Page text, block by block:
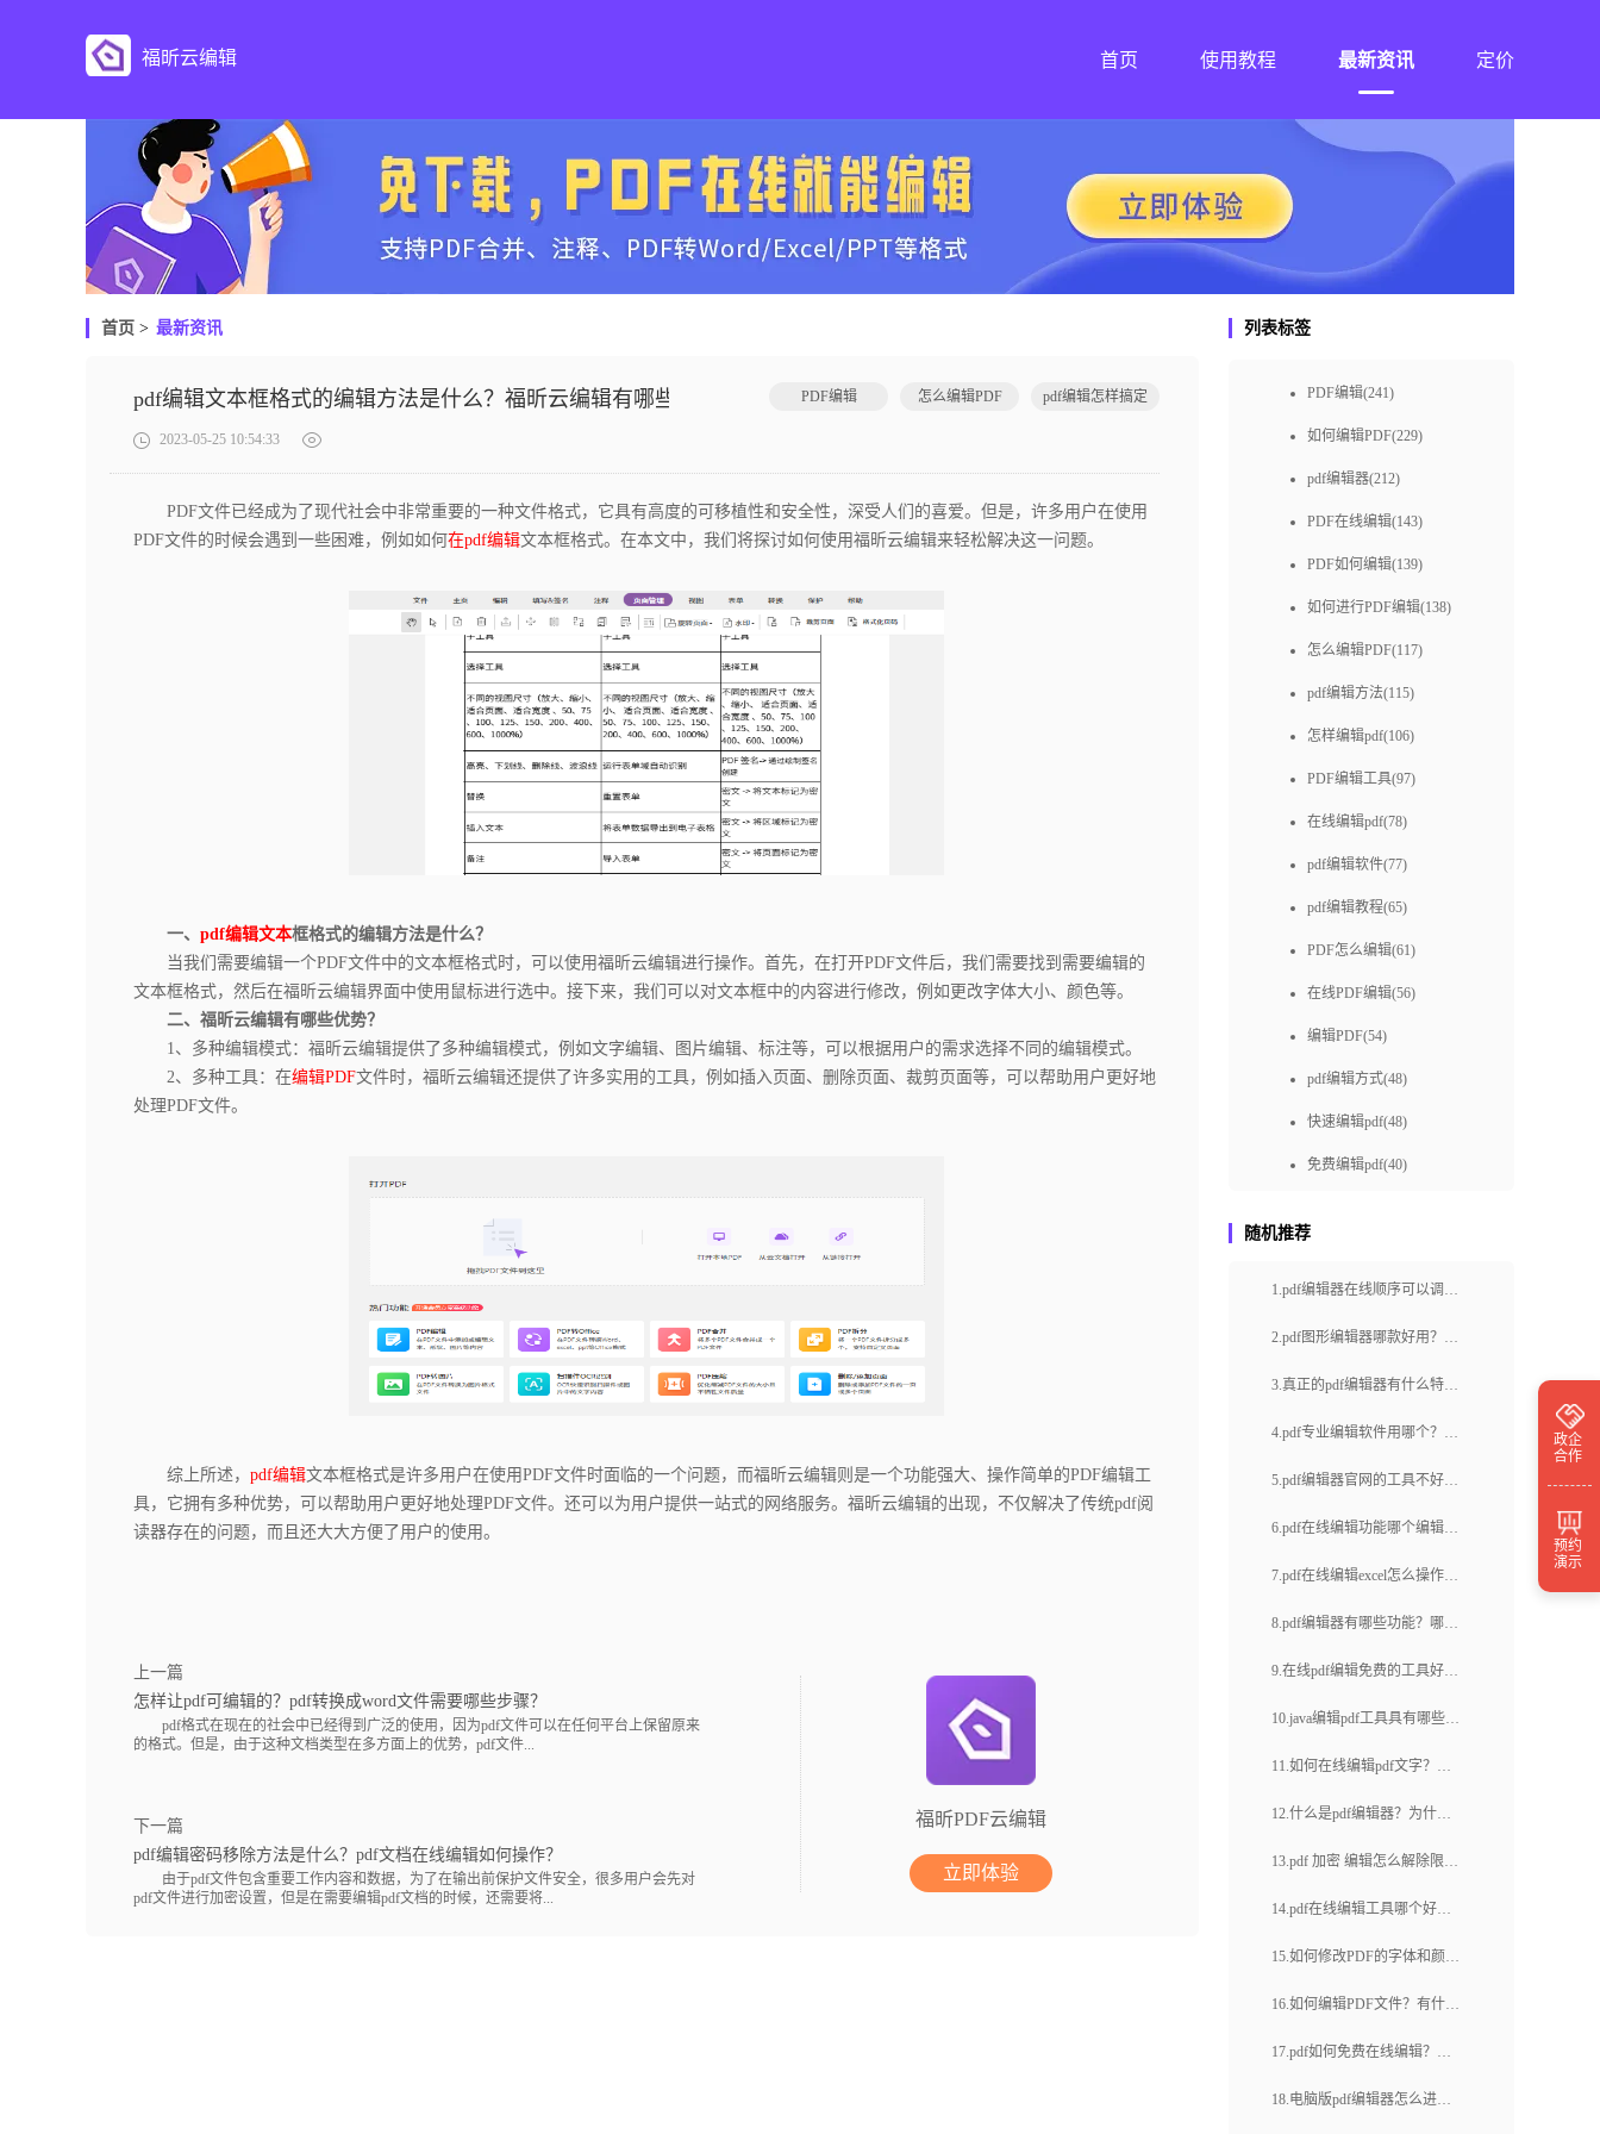
福昕云编辑 首页 使用教程 最新资讯 定价
首页 > 最新资讯
pdf编辑文本框格式的编辑方法是什么？福昕云编辑有哪些优势？ PDF编辑 怎么编辑PDF pdf编辑怎样搞定
2023-05-25 10:54:33
PDF文件已经成为了现代社会中非常重要的一种文件格式，它具有高度的可移植性和安全性，深受人们的喜爱。但是，许多用户在使用
PDF文件的时候会遇到一些困难，例如如何在pdf编辑文本框格式。在本文中，我们将探讨如何使用福昕云编辑来轻松解决这一问题。
一、 pdf编辑文本框格式的编辑方法是什么？
当我们需要编辑一个PDF文件中的文本框格式时，可以使用福昕云编辑进行操作。首先，在打开PDF文件后，我们需要找到需要编辑的
文本框格式，然后在福昕云编辑界面中使用鼠标进行选中。接下来，我们可以对文本框中的内容进行修改，例如更改字体大小、颜色等。
二、福昕云编辑有哪些优势？
1、多种编辑模式：福昕云编辑提供了多种编辑模式，例如文字编辑、图片编辑、标注等，可以根据用户的需求选择不同的编辑模式。
2、多种工具：在编辑PDF文件时，福昕云编辑还提供了许多实用的工具，例如插入页面、删除页面、裁剪页面等，可以帮助用户更好地
处理PDF文件。
综上所述， pdf编辑文本框格式是许多用户在使用PDF文件时面临的一个问题，而福昕云编辑则是一个功能强大、操作简单的PDF编辑工
具，它拥有多种优势，可以帮助用户更好地处理PDF文件。还可以为用户提供一站式的网络服务。福昕云编辑的出现，不仅解决了传统pdf阅
读器存在的问题，而且还大大方便了用户的使用。
上一篇
怎样让pdf可编辑的？pdf转换成word文件需要哪些步骤？
pdf格式在现在的社会中已经得到广泛的使用，因为pdf文件可以在任何平台上保留原来
的格式。但是，由于这种文档类型在多方面上的优势，pdf文件...
下一篇
pdf编辑密码移除方法是什么？pdf文档在线编辑如何操作？
由于pdf文件包含重要工作内容和数据，为了在输出前保护文件安全，很多用户会先对
pdf文件进行加密设置，但是在需要编辑pdf文档的时候，还需要将...
福昕PDF云编辑
立即体验
列表标签
PDF编辑(241)
如何编辑PDF(229)
pdf编辑器(212)
PDF在线编辑(143)
PDF如何编辑(139)
如何进行PDF编辑(138)
怎么编辑PDF(117)
pdf编辑方法(115)
怎样编辑pdf(106)
PDF编辑工具(97)
在线编辑pdf(78)
pdf编辑软件(77)
pdf编辑教程(65)
PDF怎么编辑(61)
在线PDF编辑(56)
编辑PDF(54)
pdf编辑方式(48)
快速编辑pdf(48)
免费编辑pdf(40)
如何进行PDF在线编辑(36)
pdf编辑怎样做(34)
免费pdf编辑(31)
如何在线编辑PDF(30)
随机推荐
1.pdf编辑器在线顺序可以调整
吗?调整PDF页面顺序方法有哪
2.pdf图形编辑器哪款好用？如
何在pdf文件中编辑图片？
3.真正的pdf编辑器有什么特
点？福昕云编辑如何编辑pdf文
4.pdf专业编辑软件用哪个？怎
么快速修改PDF文档内容？
5.pdf编辑器官网的工具不好
用？怎么编辑pdf文档？
6.pdf在线编辑功能哪个编辑器
有？pdf编辑器的作用是什么？
7.pdf在线编辑excel怎么操作？
怎么调整pdf文档页面大小？
8.pdf编辑器有哪些功能？哪个
pdf编辑器好？
9.在线pdf编辑免费的工具好不
好用？福昕云编辑都有什么功
10.java编辑pdf工具具有哪些优
势？有没有比较好的Java编辑
11.如何在线编辑pdf文字？福
昕云编辑好用吗？
12.什么是pdf编辑器？为什么
说福昕云编辑值得信赖？
13.pdf 加密 编辑怎么解除限
制？怎么给pdf文件加密？
14.pdf在线编辑工具哪个好
用？如何给pdf文件添加注释？
15.如何修改PDF的字体和颜
色？有编辑功能的pdf如何进行
16.如何编辑PDF文件？有什么
软件可以用来编辑PDF文件？
17.pdf如何免费在线编辑？什
么在线工具好用？
18.电脑版pdf编辑器怎么进行
政企
合作
预约
演示